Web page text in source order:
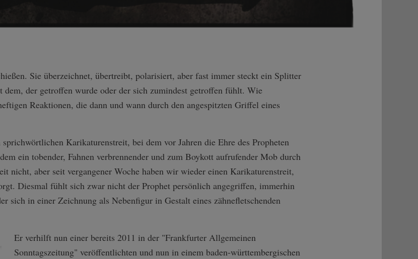
Sie überzeichnet, übertreibt, polarisiert, aber fast immer steckt ein Splitter
der getroffen wurde oder der sich zumindest getroffen fühlt. Wie
Reaktionen, die dann und wann durch den angespitzten Griffel eines
Karikaturenstreit, bei dem vor Jahren die Ehre des Propheten
ein tobender, Fahnen verbrennender und zum Boykott aufrufender Mob durch
nicht, aber seit vergangener Woche haben wir wieder einen Karikaturenstreit,
Diesmal fühlt sich zwar nicht der Prophet persönlich angegriffen, immerhin
sich in einer Zeichnung als Nebenfigur in Gestalt eines zähnefletschenden
Er verhilft nun einer bereits 2011 in der "Frankfurter Allgemeinen
Sonntagszeitung" veröffentlichten und nun in einem baden-württembergischen